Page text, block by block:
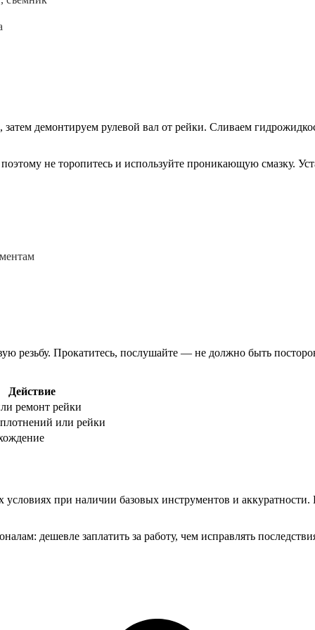
демонтируем рулевой вал от рейки. Сливаем
не торопитесь и используйте проникающую смазку.
резьбу. Прокатитесь, послушайте — не должно быть
Действие
ремонт рейки
или рейки
при наличии базовых инструментов и аккуратности.
дешевле заплатить за работу, чем исправлять